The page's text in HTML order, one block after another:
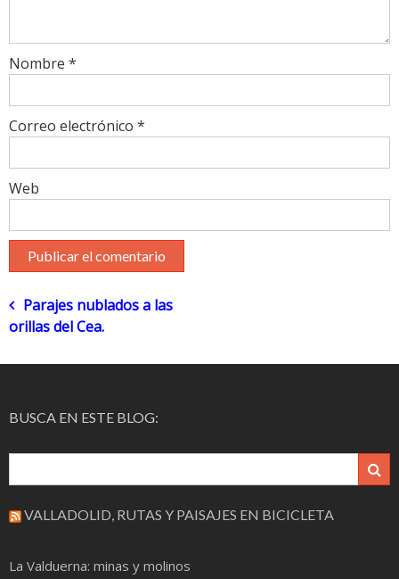
Nombre *
Correo electrónico *
Web
Navegación
Parajes nublados a las
orillas del Cea.
BUSCA EN ESTE BLOG:
VALLADOLID, RUTAS Y PAISAJES EN BICICLETA
La Valduerna: minas y molinos